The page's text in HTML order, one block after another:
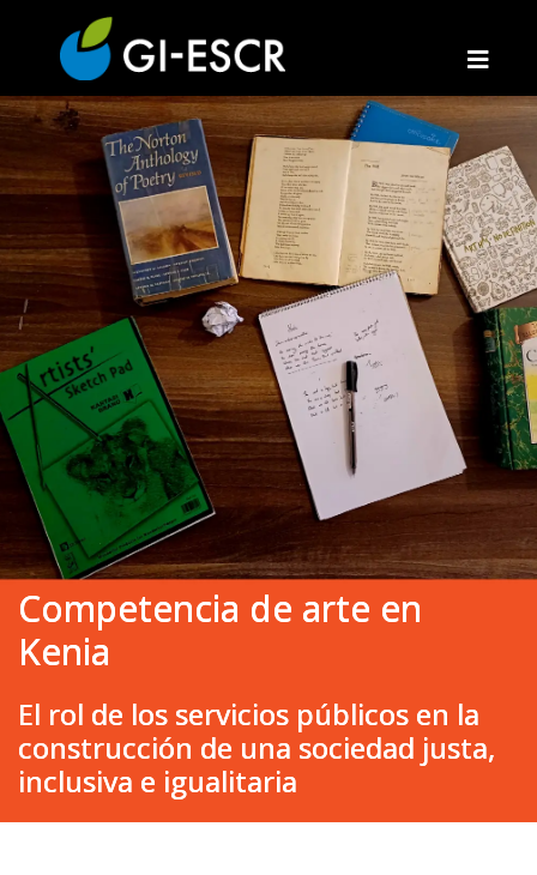
Competencia de arte en
Kenia
El rol de los servicios públicos en la
construcción de una sociedad justa,
inclusiva e igualitaria